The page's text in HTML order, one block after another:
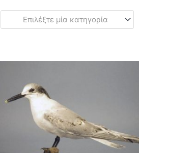
Επιλέξτε μία κατηγορία